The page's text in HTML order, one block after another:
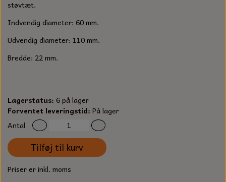
SORTIMENT
TECUMSEH
OLIE TIL SMÅMOTORER & HAVEMASKINER
SPÆNDEBÅND
BENSINSLANGE OG FILTRE
STARTSNOR OG TILBEHØR
UNIVERSAL KABLER OG TILBEHØR
KLINGSPOR
BATTERILADEAPPARAT
KNIVE OG TILBEHØR
VÆRKTØJSSÆT
FEDTPRESSER
støvtæt.
Indvendig diameter: 60 mm.
Udvendig diameter: 110 mm.
Bredde: 22 mm.
Lagerstatus: 6 på lager
Forventet leveringstid: På lager
Antal
Tilføj til kurv
Priser er inkl. moms